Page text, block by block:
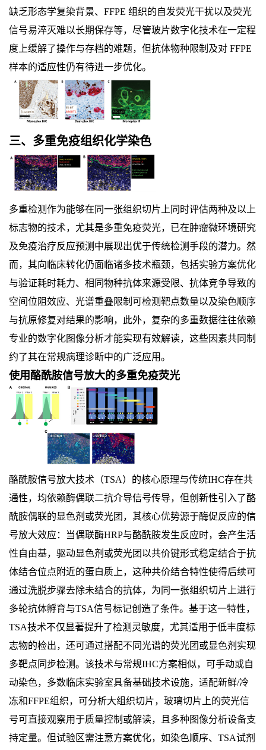
缺乏形态学复染背景、FFPE 组织的自发荧光干扰以及荧光
信号易淬灭难以长期保存等，尽管玻片数字化技术在一定程
度上缓解了操作与存档的难题，但抗体物种限制及对 FFPE
样本的适应性仍有待进一步优化。
三、多重免疫组织化学染色
多重检测作为能够在同一张组织切片上同时评估两种及以上
标志物的技术，尤其是多重免疫荧光，已在肿瘤微环境研究
及免疫治疗反应预测中展现出优于传统检测手段的潜力。然
而，其向临床转化仍面临诸多技术瓶颈，包括实验方案优化
与验证耗时耗力、相同物种抗体来源受限、抗体竞争导致的
空间位阻效应、光谱重叠限制可检测靶点数量以及染色顺序
与抗原修复对结果的影响，此外，复杂的多重数据往往依赖
专业的数字化图像分析才能实现有效解读，这些因素共同制
约了其在常规病理诊断中的广泛应用。
使用酪酰胺信号放大的多重免疫荧光
酪酰胺信号放大技术（TSA）的核心原理与传统IHC存在共
通性，均依赖酶偶联二抗介导信号传导，但创新性引入了酪
酰胺偶联的显色剂或荧光团，其核心优势源于酶促反应的信
号放大效应：当偶联酶HRP与酪酰胺发生反应时，会产生活
性自由基，驱动显色剂或荧光团以共价键形式稳定结合于抗
体结合位点附近的蛋白质上，这种共价结合特性使得后续可
通过洗脱步骤去除未结合的抗体，为同一张组织切片上进行
多轮抗体孵育与TSA信号标记创造了条件。基于这一特性，
TSA技术不仅显著提升了检测灵敏度，尤其适用于低丰度标
志物的检出，还可通过搭配不同光谱的荧光团或显色剂实现
多靶点同步检测。该技术与常规IHC方案相似，可手动或自
动染色，多数临床实验室具备基础技术设施，适配新鲜/冷
冻和FFPE组织，可分析大组织切片，玻璃切片上的荧光信
号可直接观察用于质量控制或解读，且多种图像分析设备支
持定量。但试验区需注意方案优化，如染色顺序、TSA试剂